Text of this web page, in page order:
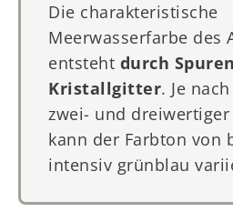
Die charakteristische
Meerwasserfarbe des
entsteht durch
Kristallgitter. Je
zwei- und dreiwertiger
kann der Farbton von
intensiv grünblau